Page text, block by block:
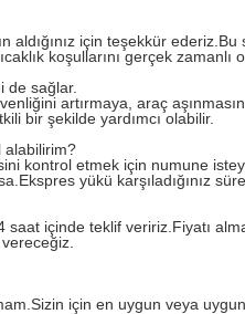
aldığınız için teşekkür
koşullarını gerçek
de sağlar.
artırmaya, araç
bir şekilde yardımcı olabilir.
alabilirim?
kontrol etmek için numune
yükü karşıladığınız
saat içinde teklif veririz.Fiyatı
için en uygun veya